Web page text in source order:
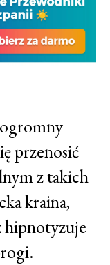
przenosić
z takich
kraina,
hipnotyzuje